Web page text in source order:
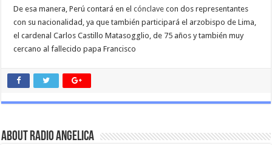
De esa manera, Perú contará en elcónclavecon dos representantes
con su nacionalidad, ya que también participará el arzobispo de Lima,
el cardenal Carlos Castillo Matasogglio, de 75 años y también muy
cercano al fallecido papa Francisco
About Radio Angelica